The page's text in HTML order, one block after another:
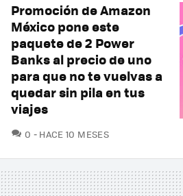
Promoción de Amazon
México pone este
paquete de 2 Power
Banks al precio de uno
para que no te vuelvas a
quedar sin pila en tus
viajes
0 COMENTARIOS
HACE 10 MESES